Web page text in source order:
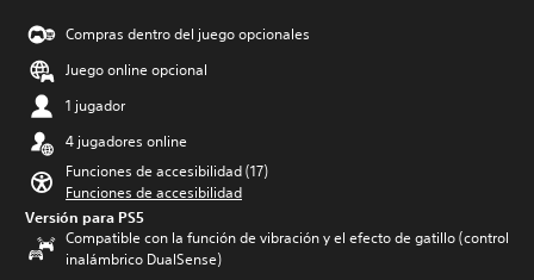
Compras dentro del juego opcionales
Juego online opcional
1 jugador
4 jugadores online
Funciones de accesibilidad (17)
Funciones de accesibilidad
Versión para PS5
Compatible con la función de vibración y el efecto de gatillo (control
inalámbrico DualSense)